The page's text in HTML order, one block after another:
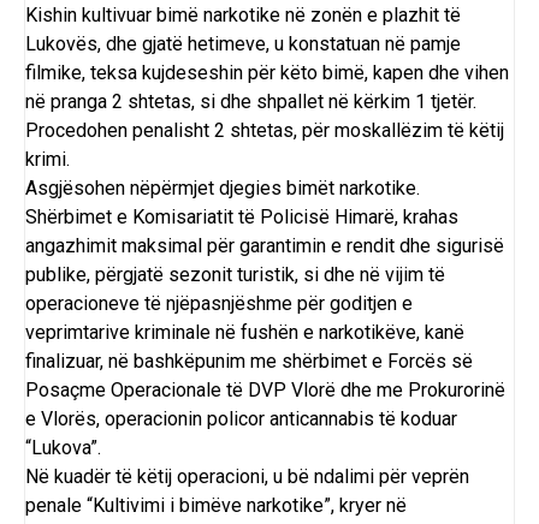
Kishin kultivuar bimë narkotike në zonën e plazhit të
Lukovës, dhe gjatë hetimeve, u konstatuan në pamje
filmike, teksa kujdeseshin për këto bimë, kapen dhe vihen
në pranga 2 shtetas, si dhe shpallet në kërkim 1 tjetër.
Procedohen penalisht 2 shtetas, për moskallëzim të këtij
krimi.
Asgjësohen nëpërmjet djegies bimët narkotike.
Shërbimet e Komisariatit të Policisë Himarë, krahas
angazhimit maksimal për garantimin e rendit dhe sigurisë
publike, përgjatë sezonit turistik, si dhe në vijim të
operacioneve të njëpasnjëshme për goditjen e
veprimtarive kriminale në fushën e narkotikëve, kanë
finalizuar, në bashkëpunim me shërbimet e Forcës së
Posaçme Operacionale të DVP Vlorë dhe me Prokurorinë
e Vlorës, operacionin policor anticannabis të koduar
“Lukova”.
Në kuadër të këtij operacioni, u bë ndalimi për veprën
penale “Kultivimi i bimëve narkotike”, kryer në